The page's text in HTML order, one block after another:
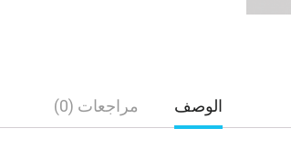
الوصف مراجعات (0)